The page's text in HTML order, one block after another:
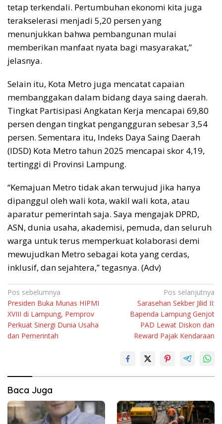
tetap terkendali. Pertumbuhan ekonomi kita juga
terakselerasi menjadi 5,20 persen yang
menunjukkan bahwa pembangunan mulai
memberikan manfaat nyata bagi masyarakat,”
jelasnya.
Selain itu, Kota Metro juga mencatat capaian
membanggakan dalam bidang daya saing daerah.
Tingkat Partisipasi Angkatan Kerja mencapai 69,80
persen dengan tingkat pengangguran sebesar 3,54
persen. Sementara itu, Indeks Daya Saing Daerah
(IDSD) Kota Metro tahun 2025 mencapai skor 4,19,
tertinggi di Provinsi Lampung.
“Kemajuan Metro tidak akan terwujud jika hanya
dipanggul oleh wali kota, wakil wali kota, atau
aparatur pemerintah saja. Saya mengajak DPRD,
ASN, dunia usaha, akademisi, pemuda, dan seluruh
warga untuk terus memperkuat kolaborasi demi
mewujudkan Metro sebagai kota yang cerdas,
inklusif, dan sejahtera,” tegasnya. (Adv)
Navigasi
pos
Pos sebelumnya
Presiden Buka Munas HIPMI
XVIII di Lampung, Pemprov
Perkuat Sinergi Dunia Usaha
dan Pemerintah
Pos selanjutnya
Sarasehan Sekber Jilid II:
Bapenda Lampung Genjot
PAD Lewat Diskon dan
Reward Pajak Kendaraan
Baca Juga